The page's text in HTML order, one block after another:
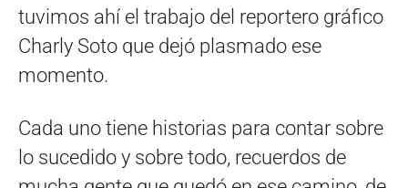
tuvimos ahí el trabajo del reportero gráfico
Charly Soto que dejó plasmado ese
momento.
Cada uno tiene historias para contar sobre
lo sucedido y sobre todo, recuerdos de